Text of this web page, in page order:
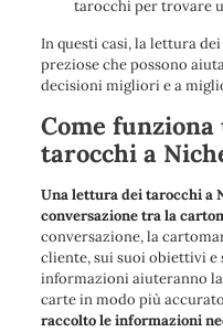
tarocchi per trovare
In questi casi, la lettura
preziose che possono
decisioni migliori e a
Come
tarocchi a
Una lettura dei tarocchi a
conversazione tra la
conversazione, la
cliente, sui suoi obiettivi e
informazioni aiuteranno
carte in modo più
raccolto le informazioni